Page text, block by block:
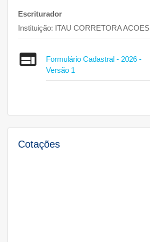
Escriturador
Instituição: ITAU CORRETORA ACOES
Formulário Cadastral - 2026 -
Versão 1
Cotações